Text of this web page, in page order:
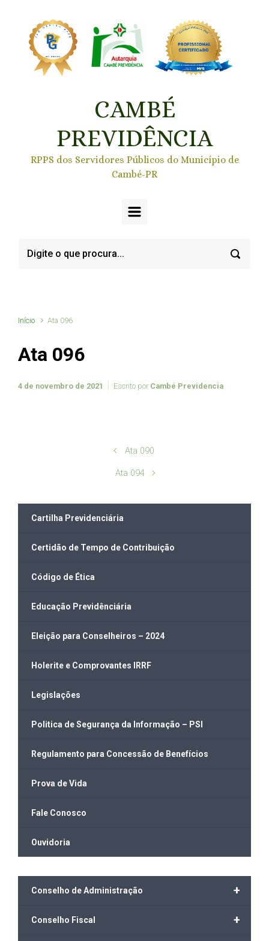
CAMBÉ
PREVIDÊNCIA
RPPS dos Servidores Públicos do Município de
Cambé-PR
Início Ata 096
Ata 096
4 de novembro de 2021 Escrito por Cambé Previdencia
Ata 090
Ata 094
Cartilha Previdenciária
Certidão de Tempo de Contribuição
Código de Ética
Educação Previdênciária
Eleição para Conselheiros – 2024
Holerite e Comprovantes IRRF
Legislações
Politica de Segurança da Informação – PSI
Regulamento para Concessão de Benefícios
Prova de Vida
Fale Conosco
Ouvidoria
+
Conselho de Administração
+
Conselho Fiscal